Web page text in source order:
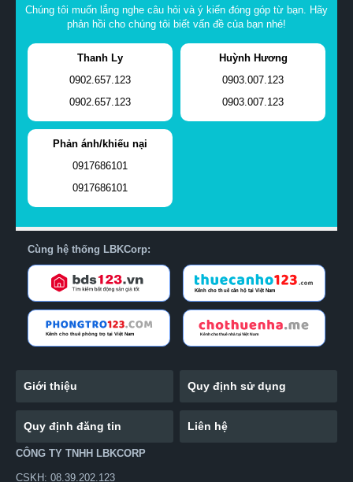
Chúng tôi muốn lắng nghe câu hỏi và ý kiến đóng góp từ bạn. Hãy
phản hồi cho chúng tôi biết vấn đề của bạn nhé!
Thanh Ly
0902.657.123
0902.657.123
Huỳnh Hương
0903.007.123
0903.007.123
Phản ánh/khiếu nại
0917686101
0917686101
Cùng hệ thống LBKCorp:
Giới thiệu Quy định sử dụng
Quy định đăng tin Liên hệ
CÔNG TY TNHH LBKCORP
CSKH: 08.39.202.123